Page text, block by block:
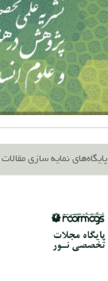
پایگاه‌های نمایه سازی مقالات